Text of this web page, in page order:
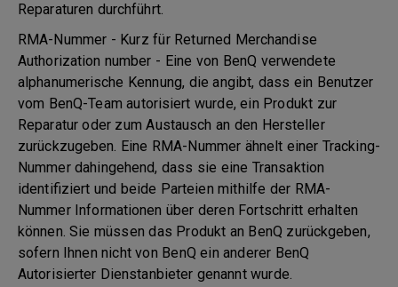
Reparaturen durchführt.
RMA-Nummer - Kurz für Returned Merchandise
Authorization number - Eine von BenQ verwendete
alphanumerische Kennung, die angibt, dass ein Benutzer
vom BenQ-Team autorisiert wurde, ein Produkt zur
Reparatur oder zum Austausch an den Hersteller
zurückzugeben. Eine RMA-Nummer ähnelt einer Tracking-
Nummer dahingehend, dass sie eine Transaktion
identifiziert und beide Parteien mithilfe der RMA-
Nummer Informationen über deren Fortschritt erhalten
können. Sie müssen das Produkt an BenQ zurückgeben,
sofern Ihnen nicht von BenQ ein anderer BenQ
Autorisierter Dienstanbieter genannt wurde.